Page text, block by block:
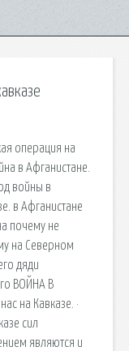
операция на
в Афганистане.
войны в
в Афганистане
почему не
на Северном
дяди
ВОЙНА В
на Кавказе. ·
сил
являются и